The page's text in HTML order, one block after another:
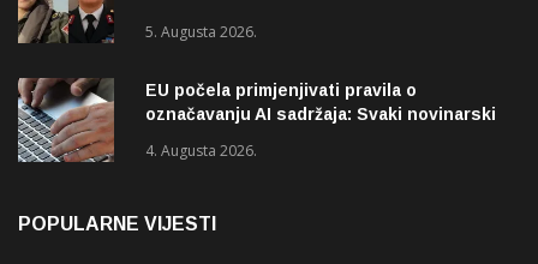
5. Augusta 2026.
EU počela primjenjivati pravila o
označavanju AI sadržaja: Svaki novinarski
4. Augusta 2026.
POPULARNE VIJESTI